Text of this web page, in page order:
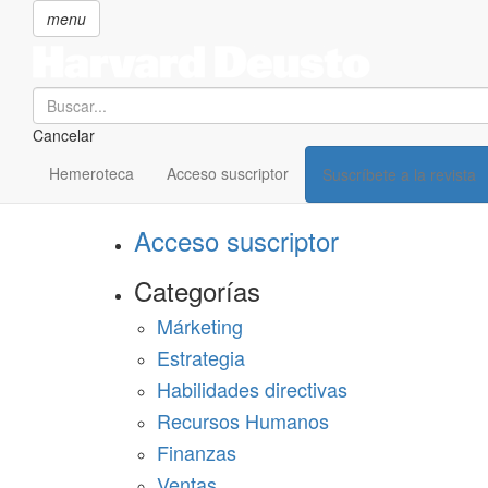
menu
Search
Cancelar
Hemeroteca Acceso suscriptor Suscríbete a la revista
SECCIONES
Suscríbete a Harvard Deusto
Acceso suscriptor
Categorías
Márketing
Estrategia
Habilidades directivas
Recursos Humanos
Finanzas